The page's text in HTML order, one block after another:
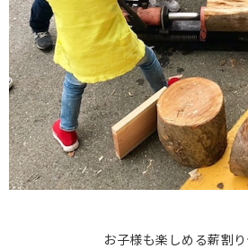
お子様も楽しめる薪割り